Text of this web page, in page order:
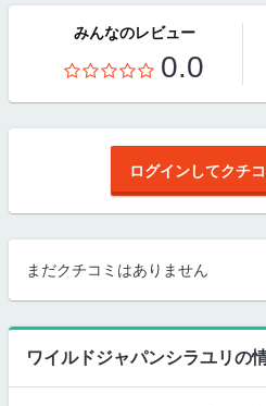
みんなのレビュー
0.0
ログインしてクチ
まだクチコミはありません
ワイルドジャパンシラユリの